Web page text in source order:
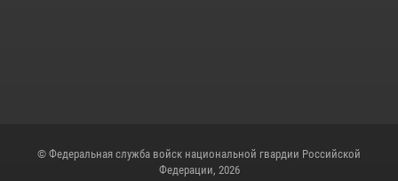
© Федеральная служба войск национальной гвардии Российской
Федерации, 2026